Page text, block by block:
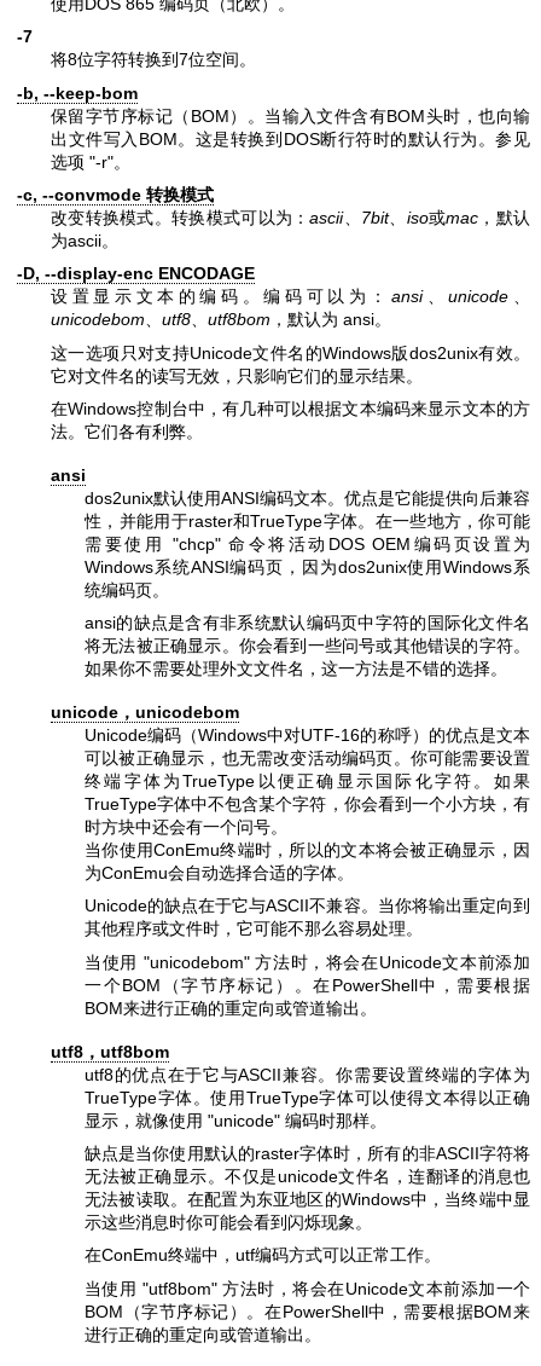
-7
将8位字符转换到7位空间。
-b, --keep-bom
保留字节序标记（BOM）。当输入文件含有BOM头时，也向输
出文件写入BOM。这是转换到DOS断行符时的默认行为。参见
选项 "-r"。
-c, --convmode 转换模式
改变转换模式。转换模式可以为：ascii、 7bit、 iso或mac ，默认
为ascii。
-D, --display-enc ENCODAGE
设置显示文本的编码。编码可以为：ansi、unicode 、
unicodebom、 utf8、 utf8bom ，默认为 ansi。
这一选项只对支持Unicode文件名的Windows版dos2unix有效。
它对文件名的读写无效，只影响它们的显示结果。
在Windows控制台中，有几种可以根据文本编码来显示文本的方
法。它们各有利弊。
ansi
dos2unix默认使用ANSI编码文本。优点是它能提供向后兼容
性，并能用于raster和TrueType字体。在一些地方，你可能
需要使用 "chcp"命令将活动DOS OEM编码页设置为
Windows系统ANSI编码页，因为dos2unix使用Windows系
统编码页。
ansi的缺点是含有非系统默认编码页中字符的国际化文件名
将无法被正确显示。你会看到一些问号或其他错误的字符。
如果你不需要处理外文文件名，这一方法是不错的选择。
unicode，unicodebom
Unicode编码（Windows中对UTF-16的称呼）的优点是文本
可以被正确显示，也无需改变活动编码页。你可能需要设置
终端字体为TrueType以便正确显示国际化字符。如果
TrueType字体中不包含某个字符，你会看到一个小方块，有
时方块中还会有一个问号。
当你使用ConEmu终端时，所以的文本将会被正确显示，因
为ConEmu会自动选择合适的字体。
Unicode的缺点在于它与ASCII不兼容。当你将输出重定向到
其他程序或文件时，它可能不那么容易处理。
当使用 "unicodebom"方法时，将会在Unicode文本前添加
一个BOM（字节序标记）。在PowerShell中，需要根据
BOM来进行正确的重定向或管道输出。
utf8，utf8bom
utf8的优点在于它与ASCII兼容。你需要设置终端的字体为
TrueType字体。使用TrueType字体可以使得文本得以正确
显示，就像使用 "unicode" 编码时那样。
缺点是当你使用默认的raster字体时，所有的非ASCII字符将
无法被正确显示。不仅是unicode文件名，连翻译的消息也
无法被读取。在配置为东亚地区的Windows中，当终端中显
示这些消息时你可能会看到闪烁现象。
在ConEmu终端中，utf编码方式可以正常工作。
当使用 "utf8bom"方法时，将会在Unicode文本前添加一个
BOM（字节序标记）。在PowerShell中，需要根据BOM来
进行正确的重定向或管道输出。